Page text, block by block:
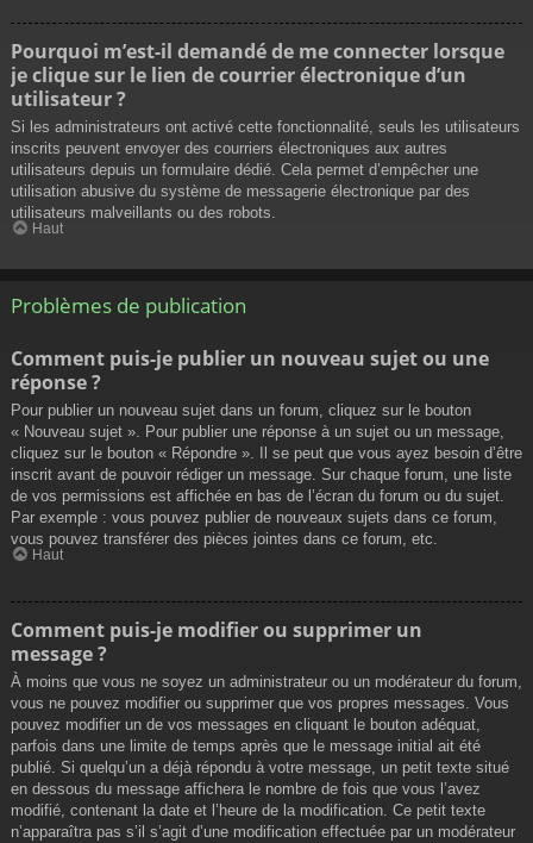
Pourquoi m’est-il demandé de me connecter lorsque
je clique sur le lien de courrier électronique d’un
utilisateur ?
Si les administrateurs ont activé cette fonctionnalité, seuls les utilisateurs
inscrits peuvent envoyer des courriers électroniques aux autres
utilisateurs depuis un formulaire dédié. Cela permet d’empêcher une
utilisation abusive du système de messagerie électronique par des
utilisateurs malveillants ou des robots.
Haut
Problèmes de publication
Comment puis-je publier un nouveau sujet ou une
réponse ?
Pour publier un nouveau sujet dans un forum, cliquez sur le bouton
« Nouveau sujet ». Pour publier une réponse à un sujet ou un message,
cliquez sur le bouton « Répondre ». Il se peut que vous ayez besoin d’être
inscrit avant de pouvoir rédiger un message. Sur chaque forum, une liste
de vos permissions est affichée en bas de l’écran du forum ou du sujet.
Par exemple : vous pouvez publier de nouveaux sujets dans ce forum,
vous pouvez transférer des pièces jointes dans ce forum, etc.
Haut
Comment puis-je modifier ou supprimer un
message ?
À moins que vous ne soyez un administrateur ou un modérateur du forum,
vous ne pouvez modifier ou supprimer que vos propres messages. Vous
pouvez modifier un de vos messages en cliquant le bouton adéquat,
parfois dans une limite de temps après que le message initial ait été
publié. Si quelqu’un a déjà répondu à votre message, un petit texte situé
en dessous du message affichera le nombre de fois que vous l’avez
modifié, contenant la date et l’heure de la modification. Ce petit texte
n’apparaîtra pas s’il s’agit d’une modification effectuée par un modérateur